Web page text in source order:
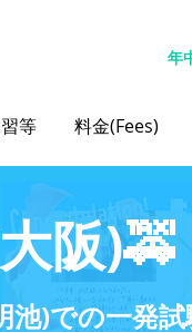
年
等 料金(Fees)
阪)🚕
池)での一発